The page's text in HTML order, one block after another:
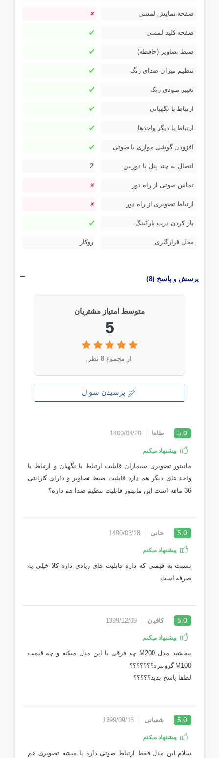
صفحه نمایش لمسی
صفحه کلید لمسی
ضبط تصاویر (حافظه)
تنظیم میزان صدای زنگ
تغییر ملودی زنگ
ارتباط با نگهبانی
ارتباط با دیگر واحدها
افزودن گوشی موازی یا صوتی
اتصال به چند پنل یا دوربین 2
تماس صوتی از راه دور
ارتباط تصویری از راه دور
باز کردن درب پارکینگ
محل قرارگیری روکار
پرسش و پاسخ (8)
متوسط امتیاز مشتریان
5
از مجموع 8 نظر
پرسیدن سوال
5.0 طاها 1400/04/20
پیشنهاد میکنم
مانیتور تصویری سیماران قابلیت ارتباط با نگهبان و ارتباط با
واحد های دیگر هم دارد قابلیت ضبط تصاویر و دارای گارانتی
36 ماهه است این مانیتور قابلیت تنظیم صدا هم داره؟
5.0 خانی 1400/03/18
پیشنهاد میکنم
نسبت به قیمتی که داره قابلیت های زیادی داره کلا خیلی به
صرفه است
5.0 کافیان 1399/12/09
پیشنهاد میکنم
ببخشید مدل M200 چه فرقی با این مدل میکنه و چه قیمت
M100 گرونتره؟؟؟؟؟؟؟
لطفا پاسخ بدید؟؟؟؟؟
5.0 شعبانی 1399/09/16
پیشنهاد میکنم
سلام این مدل فقط ارتباط صوتی داره یا میشه تصویری هم